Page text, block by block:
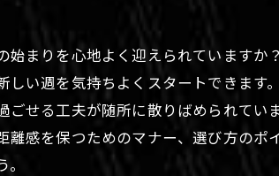
始まりを心地よく迎えられています
しい週を気持ちよくスタートできま
ごせる工夫が随所に散りばめられて
離感を保つためのマナー、選び方のポ